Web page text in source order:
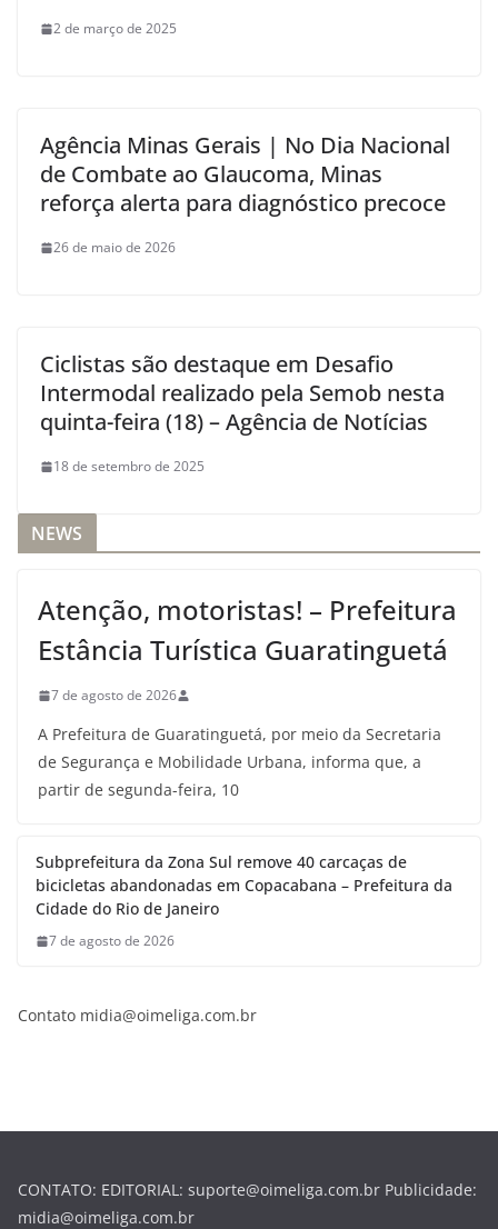
2 de março de 2025
Agência Minas Gerais | No Dia Nacional
de Combate ao Glaucoma, Minas
reforça alerta para diagnóstico precoce
26 de maio de 2026
Ciclistas são destaque em Desafio
Intermodal realizado pela Semob nesta
quinta-feira (18) – Agência de Notícias
18 de setembro de 2025
NEWS
Atenção, motoristas! – Prefeitura
Estância Turística Guaratinguetá
7 de agosto de 2026
A Prefeitura de Guaratinguetá, por meio da Secretaria
de Segurança e Mobilidade Urbana, informa que, a
partir de segunda-feira, 10
Subprefeitura da Zona Sul remove 40 carcaças de
bicicletas abandonadas em Copacabana – Prefeitura da
Cidade do Rio de Janeiro
7 de agosto de 2026
Contato midia@oimeliga.com.br
CONTATO: EDITORIAL: suporte@oimeliga.com.br Publicidade:
midia@oimeliga.com.br